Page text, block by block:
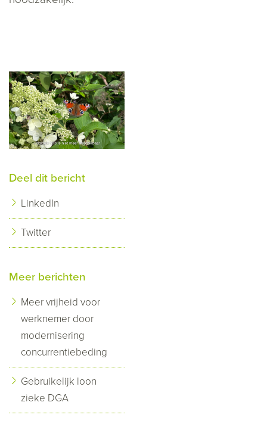
Deel dit bericht
LinkedIn
Twitter
Meer berichten
Meer vrijheid voor
werknemer door
modernisering
concurrentiebeding
Gebruikelijk loon
zieke DGA